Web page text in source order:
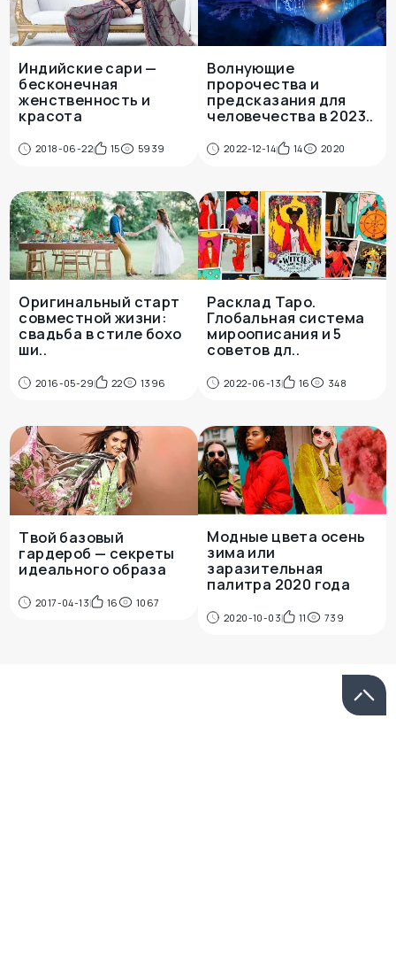
Индийские сари —
бесконечная
женственность и
красота
2018-06-22 15 5939
Волнующие
пророчества и
предсказания для
человечества в 2023..
2022-12-14 14 2020
Оригинальный старт
совместной жизни:
свадьба в стиле бохо
ши..
2016-05-29 22 1396
Расклад Таро.
Глобальная система
мироописания и 5
советов дл..
2022-06-13 16 348
Твой базовый
гардероб — секреты
идеального образа
2017-04-13 16 1067
Модные цвета осень
зима или
заразительная
палитра 2020 года
2020-10-03 11 739